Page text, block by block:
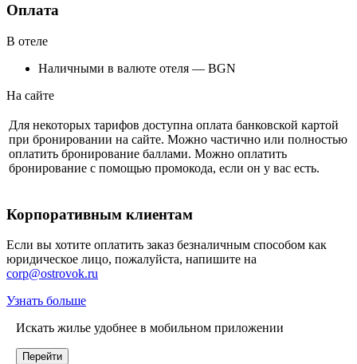
Оплата
В отеле
Наличными в валюте отеля — BGN
На сайте
Для некоторых тарифов доступна оплата банковской картой
при бронировании на сайте. Можно частично или полностью
оплатить бронирование баллами. Можно оплатить
бронирование с помощью промокода, если он у вас есть.
Корпоративным клиентам
Если вы хотите оплатить заказ безналичным способом как
юридическое лицо, пожалуйста, напишите на
corp@ostrovok.ru
Узнать больше
Искать жилье удобнее в мобильном приложении
Перейти